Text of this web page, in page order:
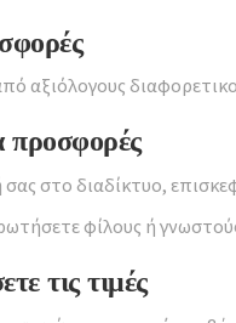
αξιόλογους
προσφορές
στο διαδίκτυο,
φίλους ή
τις τιμές